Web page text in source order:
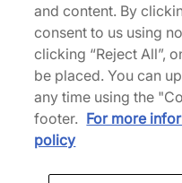
Baskets & Chaussures
and content. By
consent to us using
clicking “Reject All”,
be placed. You can
any time using the
footer. For more
policy